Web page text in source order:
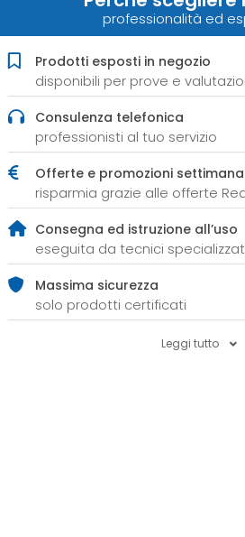
professionalità ed
Prodotti esposti in negozio
disponibili per prove e
Consulenza telefonica
professionisti al tuo servizio
Offerte e promozioni
risparmia grazie alle offerte
Consegna ed istruzione all’uso
eseguita da tecnici
Massima sicurezza
solo prodotti certificati
Leggi tutto